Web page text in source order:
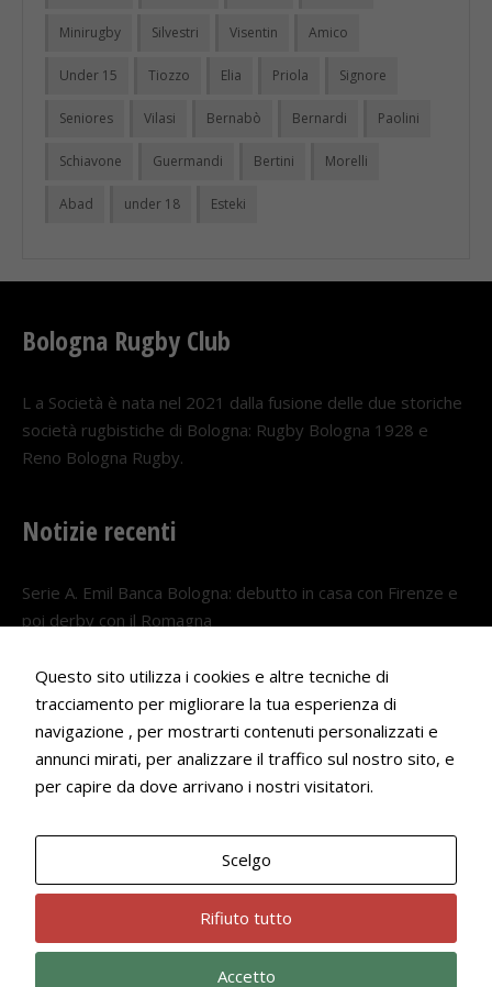
Minirugby Silvestri Visentin Amico
Under 15 Tiozzo Elia Priola Signore
Seniores Vilasi Bernabò Bernardi Paolini
Schiavone Guermandi Bertini Morelli
Abad under 18 Esteki
Bologna Rugby Club
L a Società è nata nel 2021 dalla fusione delle due storiche
società rugbistiche di Bologna: Rugby Bologna 1928 e
Reno Bologna Rugby.
Notizie recenti
Serie A. Emil Banca Bologna: debutto in casa con Firenze e
poi derby con il Romagna
Serie A. Il Bologna nel girone veneto
29 LUGLIO 2026
Francesco Andrei convocato al Camp estivo della nazionale
22 LUGLIO 2026
Questo sito utilizza i cookies e altre tecniche di
tracciamento per migliorare la tua esperienza di
navigazione , per mostrarti contenuti personalizzati e
annunci mirati, per analizzare il traffico sul nostro sito, e
per capire da dove arrivano i nostri visitatori.
Scelgo
Rifiuto tutto
Accetto